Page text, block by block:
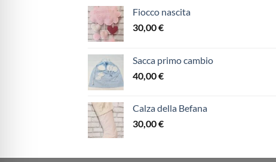
Fiocco nascita
30,00€
Sacca primo cambio
40,00€
Calza della Befana
30,00€